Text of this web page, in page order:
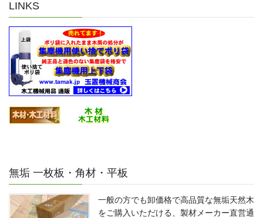
LINKS
無垢 一枚板・角材・平板
一般の方でも卸価格で高品質な無垢天然木
をご購入いただける、製材メーカー直営通